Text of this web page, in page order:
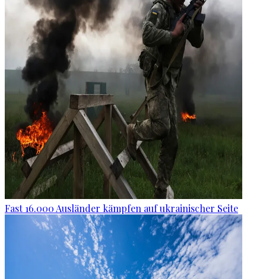
Fast 16.000 Ausländer kämpfen auf ukrainischer Seite